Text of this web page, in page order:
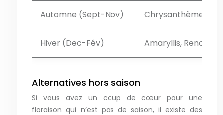
Automne (Sept-Nov) Chrysanthèmes,
Hiver (Dec-Fév) Amaryllis,
Alternatives hors saison
Si vous avez un coup de cœur pour une
floraison qui n’est pas de saison, il existe des